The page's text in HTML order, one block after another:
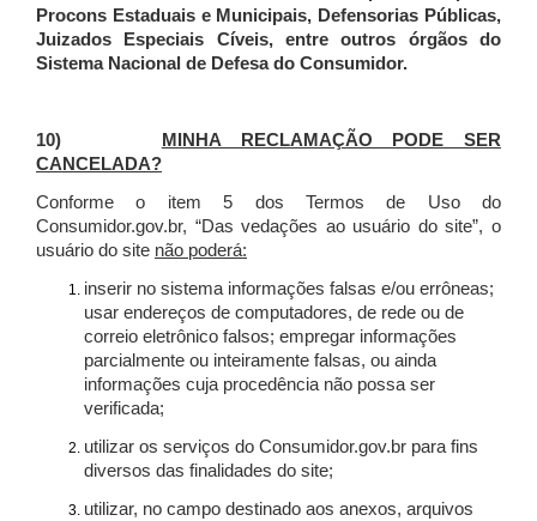
Procons Estaduais e Municipais, Defensorias Públicas,
Juizados Especiais Cíveis, entre outros órgãos do
Sistema Nacional de Defesa do Consumidor.
10)
MINHA RECLAMAÇÃO PODE SER
CANCELADA?
Conforme o item 5 dos Termos de Uso do
Consumidor.gov.br, “Das vedações ao usuário do site”, o
usuário do site não poderá:
inserir no sistema informações falsas e/ou errôneas;
usar endereços de computadores, de rede ou de
correio eletrônico falsos; empregar informações
parcialmente ou inteiramente falsas, ou ainda
informações cuja procedência não possa ser
verificada;
utilizar os serviços do Consumidor.gov.br para fins
diversos das finalidades do site;
utilizar, no campo destinado aos anexos, arquivos